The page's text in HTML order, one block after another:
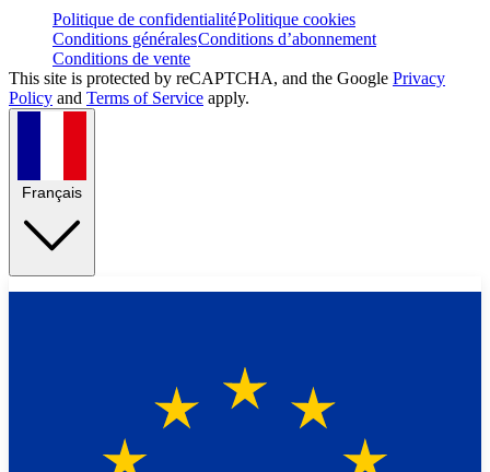
Politique de confidentialitéPolitique cookies
Conditions généralesConditions d’abonnement
Conditions de vente
This site is protected by reCAPTCHA, and the Google Privacy
Policy and Terms of Service apply.
Français